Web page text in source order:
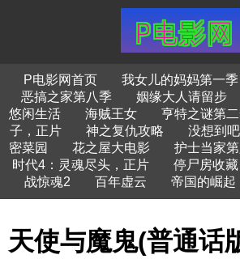
P电影网首页 我女儿的妈妈第一季
恶搞之家第八季
姻缘大人请留步
悠闲生活
海贼王女 亨特之谜第
子，正片
神之复仇攻略 没想到吧
密菜园
花之屋大电影 护士当家
时代4：灵魂尽头，正片
停尸房收藏
战惊魂2
百年虚云 帝国的崛起
天使与魔鬼(普通话